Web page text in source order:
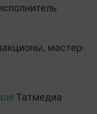
мастер-
Татмедиа